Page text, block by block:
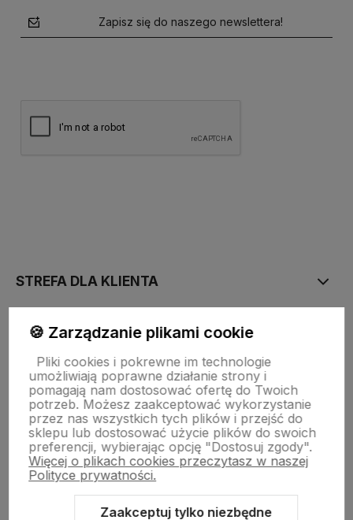
Zapisz się do naszego newslettera!
STREFA DLA KLIENTA
PŁATNOŚĆ I DOSTAWA
STRONY INFORMACYJNE
POMOC DLA KLIENTA
🍪 Zarządzanie plikami cookie
Pliki cookies i pokrewne im technologie
umożliwiają poprawne działanie strony i
pomagają nam dostosować ofertę do Twoich
potrzeb. Możesz zaakceptować wykorzystanie
przez nas wszystkich tych plików i przejść do
sklepu lub dostosować użycie plików do swoich
preferencji, wybierając opcję "Dostosuj zgody".
Więcej o plikach cookies przeczytasz w naszej
Polityce prywatności.
Zaakceptuj tylko niezbędne